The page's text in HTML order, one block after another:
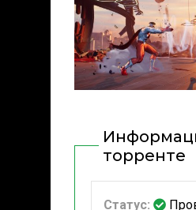
торренте
Статус: